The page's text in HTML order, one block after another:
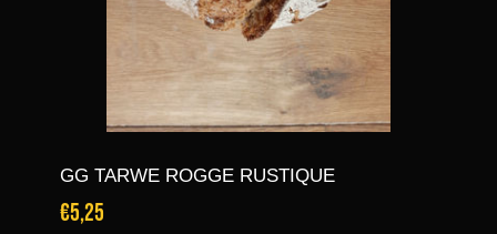
GG TARWE ROGGE RUSTIQUE
€5,25